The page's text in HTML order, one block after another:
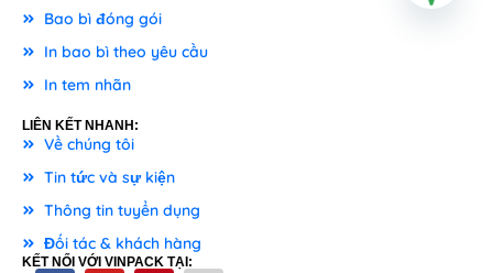
Bao bì đóng gói
In bao bì theo yêu cầu
In tem nhãn
LIÊN KẾT NHANH:
Về chúng tôi
Tin tức và sự kiện
Thông tin tuyển dụng
Đối tác & khách hàng
KẾT NỐI VỚI VINPACK TẠI: